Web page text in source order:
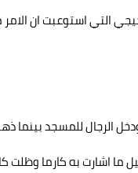
التي استوعبت ان
الرجال للمسجد بينما
ما اشارت به كارما وظلت